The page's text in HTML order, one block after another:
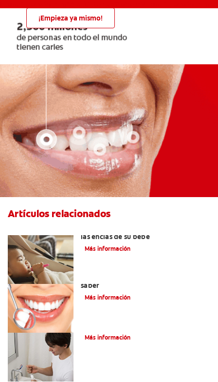
¡Empieza ya mismo!
Artículos relacionados
las encías de su bebé
Más información
saber
Más información
Más información